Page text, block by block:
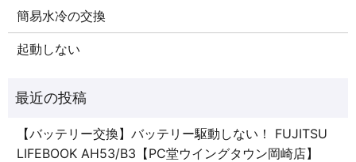
簡易水冷の交換
起動しない
【バッテリー交換】バッテリー駆動しない！ FUJITSU
LIFEBOOK AH53/B3【PC堂ウイングタウン岡崎店】